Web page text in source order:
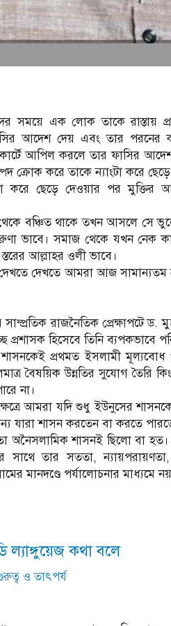
সময়ে এক লোক তাকে রাস্তায়
আদেশ দেয় এবং তার
আপিল করলে তার ফাসির
ক্রোক করে তাকে ন্যাংটা করে
করে ছেড়ে দেওয়ার পর মুক্তির
বঞ্চিত থাকে তখন আসলে সে
করুণা ভাবে। সমাজ থেকে যখন
আল্লাহর ওলী ভাবে।
দেখতে আমরা আজ সামান্যতম
রাজনৈতিক প্রেক্ষাপটে
প্রশাসক হিসেবে তিনি ব্যপকভাবে
প্রথমত ইসলামী মূল্যবোধ
বৈষয়িক উন্নতির সুযোগ তৈরি
না।
আমরা যদি শুধু ইউনুসের
যারা শাসন করতেন বা করতে
অনৈসলামিক শাসনই ছিলো বা
সাথে তার সততা,
মানদণ্ডে পর্যালোচনার মাধ্যমে
ল্যাঙ্গুয়েজ কথা বলে
ও তাৎপর্য